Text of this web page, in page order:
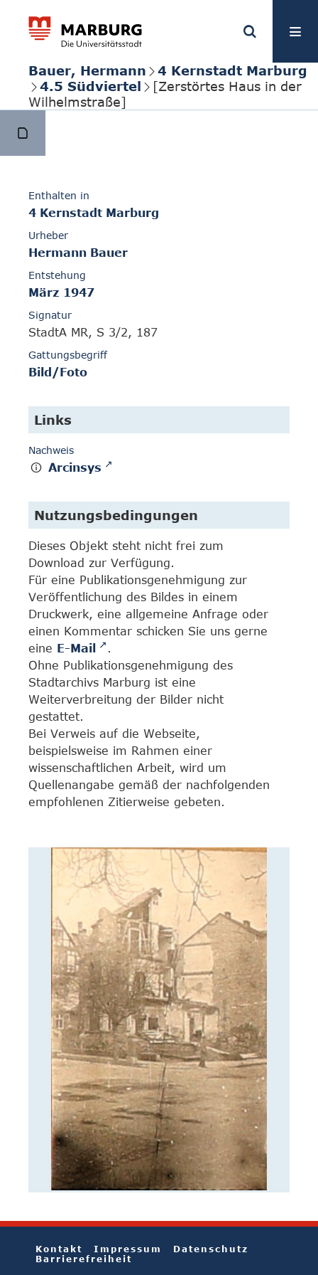
Bauer, Hermann
4 Kernstadt Marburg
4.5 Südviertel
[Zerstörtes Haus in der
Wilhelmstraße]
Enthalten in
4 Kernstadt Marburg
Urheber
Hermann Bauer
Entstehung
März 1947
Signatur
StadtA MR, S 3/2, 187
Gattungsbegriff
Bild/Foto
Links
Nachweis
Arcinsys
Nutzungsbedingungen
Dieses Objekt steht nicht frei zum
Download zur Verfügung.
Für eine Publikationsgenehmigung zur
Veröffentlichung des Bildes in einem
Druckwerk, eine allgemeine Anfrage oder
einen Kommentar schicken Sie uns gerne
eine E-Mail
.
Ohne Publikationsgenehmigung des
Stadtarchivs Marburg ist eine
Weiterverbreitung der Bilder nicht
gestattet.
Bei Verweis auf die Webseite,
beispielsweise im Rahmen einer
wissenschaftlichen Arbeit, wird um
Quellenangabe gemäß der nachfolgenden
empfohlenen Zitierweise gebeten.
Kontakt Impressum
Datenschutz
Barrierefreiheit